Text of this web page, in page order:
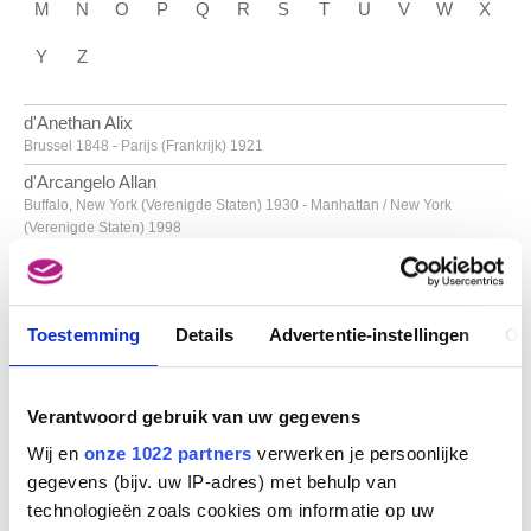
Toestemming Details Advertentie-instellingen
Verantwoord gebruik van uw gegevens
Wij en onze 1022 partners verwerken je persoonlijke
gegevens (bijv. uw IP-adres) met behulp van
technologieën zoals cookies om informatie op uw
M N O P Q R S T U V W X
Y Z
d'Anethan Alix
Brussel 1848 - Parijs (Frankrijk) 1921
d'Arcangelo Allan
Buffalo, New York (Verenigde Staten) 1930 - Manhattan / New York
(Verenigde Staten) 1998
d'Arthois Jacques
Brussel 1613 - 1686
Melun, Seine-et-Marne (Frankrijk) 1870 - Parijs (Frankrijk) 1950
Geraardsbergen 1921 - Brugge 1996
D'Haveloose Marnix
Maldegem 1885 - Brussel 1973
PAUL DAXHELET